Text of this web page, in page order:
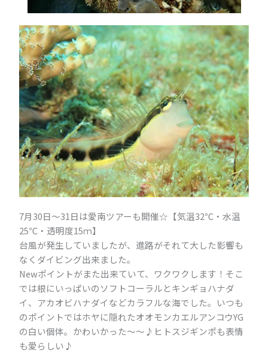
7月30日～31日は愛南ツアーも開催☆【気温32℃・水温
25℃・透明度15ｍ】
台風が発生していましたが、進路がそれて大した影響も
なくダイビング出来ました。
Newポイントがまた出来ていて、ワクワクします！そこ
では根にいっぱいのソフトコーラルとキンギョハナダ
イ、アカオビハナダイなどカラフルな海でした。いつも
のポイントではホヤに隠れたオオモンカエルアンコウYG
の白い個体。かわいかった～～♪ヒトスジギンポも表情
も愛らしい♪